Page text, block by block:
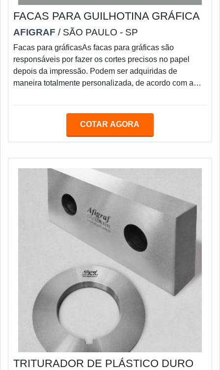
FACAS PARA GUILHOTINA GRÁFICA
AFIGRAF / SÃO PAULO - SP
Facas para gráficasAs facas para gráficas são
responsáveis por fazer os cortes precisos no papel
depois da impressão. Podem ser adquiridas de
maneira totalmente personalizada, de acordo com a
no processo de afiaçãoÉ bem comum no processo de
se ouçam reclamações de que a faca está empenada
COTAR AGORA
TRITURADOR DE PLÁSTICO DURO